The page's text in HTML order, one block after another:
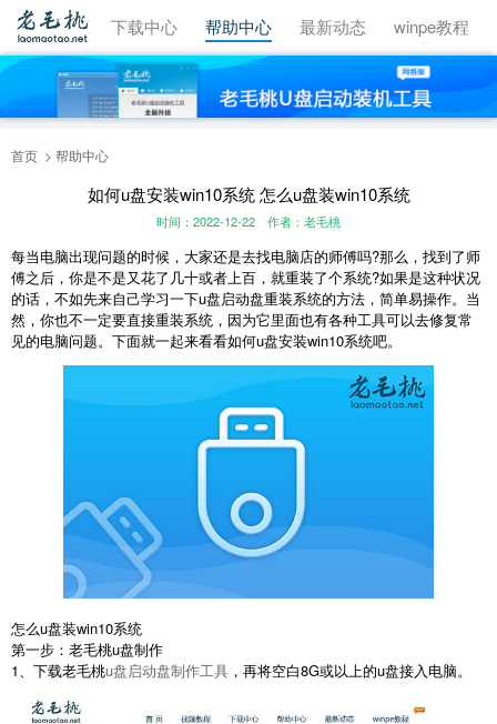
视频教程 下载中心 帮助中心 最新动态 winpe教程
首页 帮助中心
如何u盘安装win10系统 怎么u盘装win10系统
时间：2022-12-22 作者：老毛桃
每当电脑出现问题的时候，大家还是去找电脑店的师傅吗?那么，找到了师
傅之后，你是不是又花了几十或者上百，就重装了个系统?如果是这种状况
的话，不如先来自己学习一下u盘启动盘重装系统的方法，简单易操作。当
然，你也不一定要直接重装系统，因为它里面也有各种工具可以去修复常
见的电脑问题。下面就一起来看看如何u盘安装win10系统吧。
怎么u盘装win10系统
第一步：老毛桃u盘制作
1、下载老毛桃u盘启动盘制作工具 ，再将空白8G或以上的u盘接入电脑。